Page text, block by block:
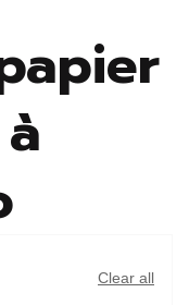
Clear all